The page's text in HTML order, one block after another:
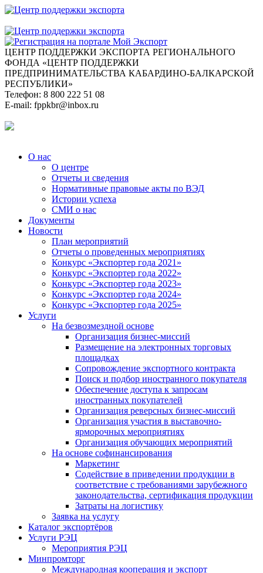
ЦЕНТР ПОДДЕРЖКИ ЭКСПОРТА РЕГИОНАЛЬНОГО
ФОНДА «ЦЕНТР ПОДДЕРЖКИ
ПРЕДПРИНИМАТЕЛЬСТВА КАБАРДИНО-БАЛКАРСКОЙ
РЕСПУБЛИКИ»
Телефон: 8 800 222 51 08
E-mail: fppkbr@inbox.ru
О нас
О центре
Отчеты и сведения
Нормативные правовые акты по ВЭД
Истории успеха
СМИ о нас
Документы
Новости
План мероприятий
Отчеты о проведенных мероприятиях
Конкурс «Экспортер года 2021»
Конкурс «Экспортер года 2022»
Конкурс «Экспортер года 2023»
Конкурс «Экспортер года 2024»
Конкурс «Экспортер года 2025»
Услуги
На безвозмездной основе
Организация бизнес-миссий
Размещение на электронных торговых
площадках
Сопровождение экспортного контракта
Поиск и подбор иностранного покупателя
Обеспечение доступа к запросам
иностранных покупателей
Организация реверсных бизнес-миссий
Организация участия в выставочно-
ярморочных мероприятиях
Организация обучающих мероприятий
На основе софинансирования
Маркетинг
Содействие в приведении продукции в
соответствие с требованиями зарубежного
законодательства, сертификация продукции
Затраты на логистику
Заявка на услугу
Каталог экспортёров
Услуги РЭЦ
Мероприятия РЭЦ
Минпромторг
Международная кооперация и экспорт